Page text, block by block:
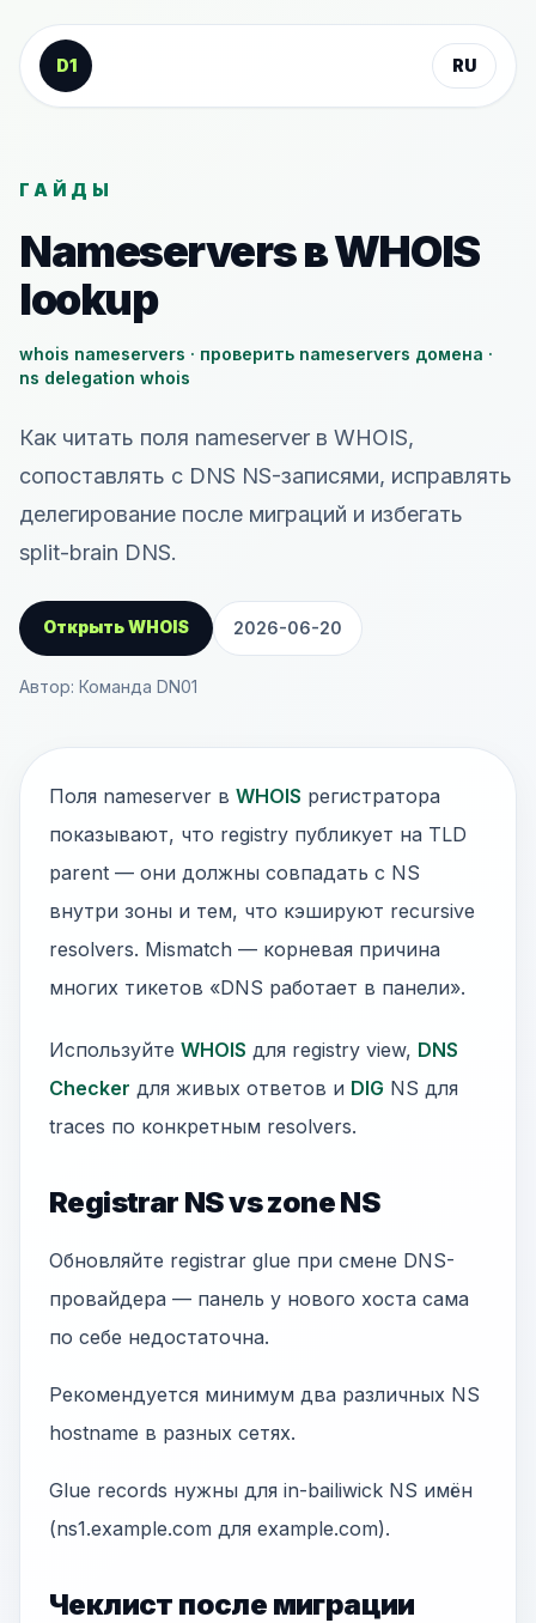
К содержанию
D1
RU
ГАЙДЫ
Nameservers в WHOIS
lookup
whois nameservers · проверить nameservers домена ·
ns delegation whois
Как читать поля nameserver в WHOIS,
сопоставлять с DNS NS-записями, исправлять
делегирование после миграций и избегать
split-brain DNS.
Открыть WHOIS 2026-06-20
Автор: Команда DN01
Поля nameserver в WHOIS регистратора
показывают, что registry публикует на TLD
parent — они должны совпадать с NS
внутри зоны и тем, что кэшируют recursive
resolvers. Mismatch — корневая причина
многих тикетов «DNS работает в панели».
Используйте WHOIS для registry view, DNS
Checker для живых ответов и DIG NS для
traces по конкретным resolvers.
Registrar NS vs zone NS
Обновляйте registrar glue при смене DNS-
провайдера — панель у нового хоста сама
по себе недостаточна.
Рекомендуется минимум два различных NS
hostname в разных сетях.
Glue records нужны для in-bailiwick NS имён
(ns1.example.com для example.com).
Чеклист после миграции